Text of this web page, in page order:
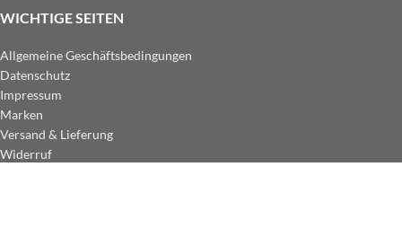
WICHTIGE SEITEN
Allgemeine Geschäftsbedingungen
Datenschutz
Impressum
Marken
Versand & Lieferung
Widerruf